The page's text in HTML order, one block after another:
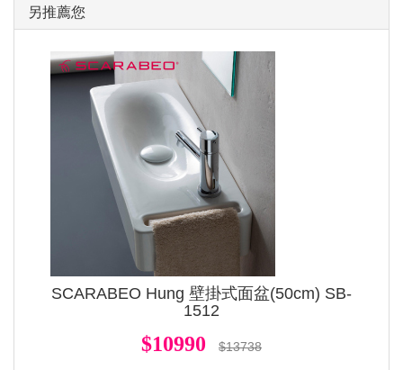
另推薦您
SCARABEO Hung 壁掛式面盆(50cm) SB-
1512
$10990 $13738